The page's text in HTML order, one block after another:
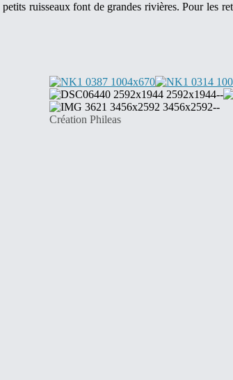
ruisseaux font de grandes rivières. Pour les
Création Phileas